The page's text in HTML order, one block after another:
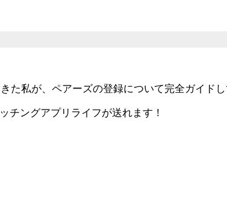
た私が、ペアーズの登録について完全ガイドし
チングアプリライフが送れます！